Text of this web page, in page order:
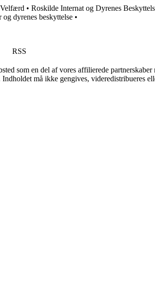
Velfærd • Roskilde Internat og Dyrenes
dyrenes beskyttelse •
RSS
som en del af vores affilierede partnerskaber
må ikke gengives, videredistribueres